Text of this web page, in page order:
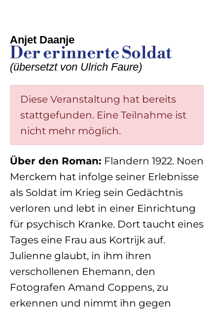
Anjet Daanje
Der erinnerte Soldat
(übersetzt von Ulrich Faure)
Diese Veranstaltung hat bereits
stattgefunden. Eine Teilnahme ist
nicht mehr möglich.
Über den Roman: Flandern 1922. Noen
Merckem hat infolge seiner Erlebnisse
als Soldat im Krieg sein Gedächtnis
verloren und lebt in einer Einrichtung
für psychisch Kranke. Dort taucht eines
Tages eine Frau aus Kortrijk auf.
Julienne glaubt, in ihm ihren
verschollenen Ehemann, den
Fotografen Amand Coppens, zu
erkennen und nimmt ihn gegen